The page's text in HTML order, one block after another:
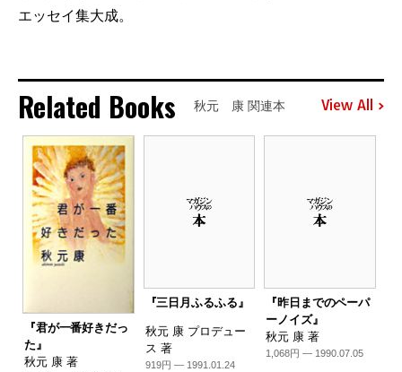
エッセイ集大成。
Related Books 秋元 康 関連本 View All
『君が一番好きだっ
た』
秋元 康 著
『三日月ふるふる』
秋元 康 プロデュー
ス 著
919円 — 1991.01.24
『昨日までのペーパ
ーノイズ』
秋元 康 著
1,068円 — 1990.07.05